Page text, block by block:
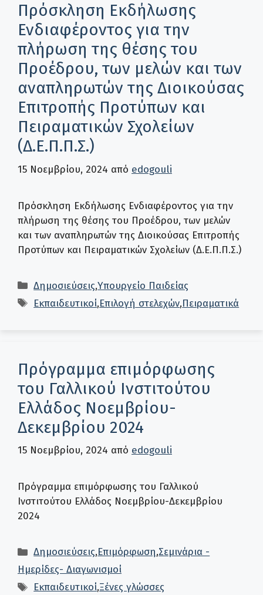
Πρόσκληση Εκδήλωσης
Ενδιαφέροντος για την
πλήρωση της θέσης του
Προέδρου, των μελών και των
αναπληρωτών της Διοικούσας
Επιτροπής Προτύπων και
Πειραματικών Σχολείων
(Δ.Ε.Π.Π.Σ.)
15 Νοεμβρίου, 2024 από edogouli
Πρόσκληση Εκδήλωσης Ενδιαφέροντος για την
πλήρωση της θέσης του Προέδρου, των μελών
και των αναπληρωτών της Διοικούσας Επιτροπής
Προτύπων και Πειραματικών Σχολείων (Δ.Ε.Π.Π.Σ.)
Κατηγορίες
Δημοσιεύσεις,Υπουργείο Παιδείας
Ετικέτες
Εκπαιδευτικοί,Επιλογή στελεχών,Πειραματικά
Πρόγραμμα επιμόρφωσης
του Γαλλικού Ινστιτούτου
Ελλάδος Νοεμβρίου-
Δεκεμβρίου 2024
15 Νοεμβρίου, 2024 από edogouli
Πρόγραμμα επιμόρφωσης του Γαλλικού
Ινστιτούτου Ελλάδος Νοεμβρίου-Δεκεμβρίου
2024
Κατηγορίες
Δημοσιεύσεις,Επιμόρφωση,Σεμινάρια -
Ημερίδες- Διαγωνισμοί
Ετικέτες
Εκπαιδευτικοί,Ξένες γλώσσες